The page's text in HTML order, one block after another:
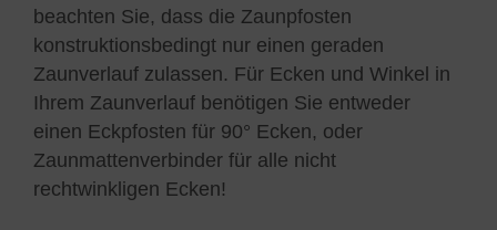
beachten Sie, dass die Zaunpfosten
konstruktionsbedingt nur einen geraden
Zaunverlauf zulassen. Für Ecken und Winkel in
Ihrem Zaunverlauf benötigen Sie entweder
einen Eckpfosten für 90° Ecken, oder
Zaunmattenverbinder für alle nicht
rechtwinkligen Ecken!